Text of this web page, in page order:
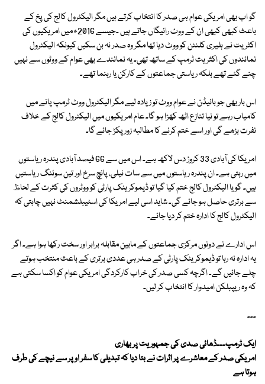
گو اب بھی امریکی عوام ہی صدر کا انتخاب کرتے ہیں مگر الیکٹرول کالج کی پخ کے
باعث کبھی کبھی ان کے ووٹ رائیگاں جاتے ہیں ۔جیسے 2016ء میں امریکیوں کی
اکثریت نے ہلیری کلنٹن کو ووٹ دیا تھا مگر وہ صدر نہ بن سکیں کیونکہ الیکٹرول
نمائندوں کی اکثریت ٹرمپ کے ساتھ تھی۔ یہ نمائندے بھی عوام کے ووٹوں سے نہیں
چنے گئے تھے بلکہ ریاستی جماعتوں کے کارکن یا رہنما تھے۔
اس بار بھی جو بائیڈن نے عوام ووٹ تو زیادہ لیے مگر الیکٹرول ووٹ ٹرمپ پانے میں
کامیاب رہے تو نیا تنازع اٹھ کھڑا ہو گا۔ عام امریکیوں میں الیکٹرول کالج کے خلاف
نفرت بڑھے گی اور اسے ختم کرنے کا مطالبہ زور پکڑ جائے گا۔
امریکا کی آبادی 33 کروڑ دس لاکھ ہے۔ اس میں سے 66 فیصد آبادی پندرہ ریاستوں
میں رہتی ہے۔ ان پندرہ ریاستوں میں سے سات نیلی، پانچ سرخ اور تین سوئنگ ریاستیں
ہیں۔ گویا الیکٹرول کالج ختم کیا گیا تو ڈیموکریٹک پارٹی کو ووٹروں کی کثرت کے لحاظ
سے برتری حاصل ہو جائے گی۔ شاید اسی لیے امریکا کی اسٹیبلشمنٹ نہیں چاہتی کہ
الیکٹرول کالج کا ادارہ ختم کر دیا جائے۔
اس ادارے نے دونوں مرکزی جماعتوں کے مابین مقابلہ برابر اور سخت رکھا ہوا ہے۔ اگر
یہ ادارہ نہ رہا تو ڈیموکریٹک پارٹی کے صدر ہی عددی برتری کے باعث منتخب ہوتے
چلے جائیں گے۔ اگرچہ کسی صدر کی خراب کارکردگی امریکی عوام کو اکسا سکتی ہے
کہ وہ ریپبلکن امیدوار کا انتخاب کر لیں۔
۔۔۔
ایک ٹرمپ۔۔۔ڈھائی صدی کی جمہوریت پر بھاری
امریکی صدر کے معاشرے پر اثرات نے بتا دیا کہ تبدیلی کا سفر اوپر سے نیچے کی طرف
ہوتا ہے